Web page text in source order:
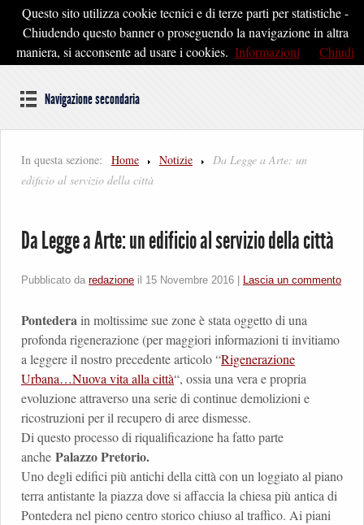
Pontedera2020
Dal cuore della Toscana un'idea di Futuro
Navigazione secondaria
In questa sezione: Home Notizie
Da Legge a Arte: un
edificio al servizio della città
Da Legge a Arte: un edificio al servizio della città
Pubblicato da redazione il 15 Novembre 2016 Lascia un commento
Pontederain moltissime sue zone è stata oggetto di una
profonda rigenerazione (per maggiori informazioni ti invitiamo
a leggere il nostro precedente articolo “Rigenerazione
Urbana…Nuova vita alla città“, ossia una vera e propria
evoluzione attraverso una serie di continue demolizioni e
ricostruzioni per il recupero di aree dismesse.
Di questo processo di riqualificazione ha fatto parte
anche Palazzo Pretorio.
Uno degli edifici più antichi della città con un loggiato al piano
terra antistante la piazza dove si affaccia la chiesa più antica di
Pontedera nel pieno centro storico chiuso al traffico. Ai piani
Questo sito utilizza cookie tecnici e di terze parti per statistiche -
Chiudendo questo banner o proseguendo la navigazione in altra
maniera, si acconsente ad usare i cookies. Informazioni Chiudi